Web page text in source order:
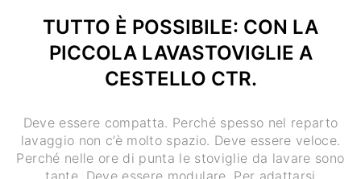
TUTTO È POSSIBILE: CON LA
PICCOLA LAVASTOVIGLIE A
CESTELLO CTR.
Deve essere compatta. Perché spesso nel reparto
lavaggio non c’è molto spazio. Deve essere veloce.
Perché nelle ore di punta le stoviglie da lavare sono
tante. Deve essere modulare. Per adattarsi